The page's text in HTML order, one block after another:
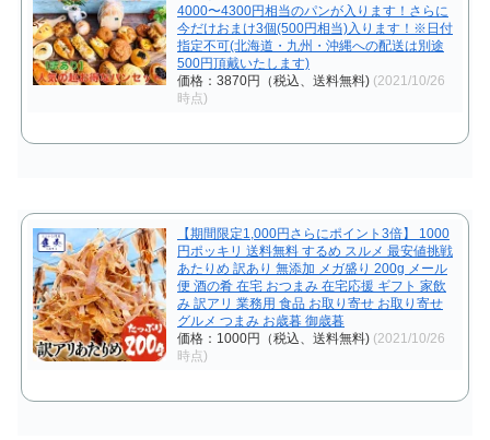
4000〜4300円相当のパンが入ります！さらに
今だけおまけ3個(500円相当)入ります！※日付
指定不可(北海道・九州・沖縄への配送は別途
500円頂戴いたします)
価格：3870円（税込、送料無料) (2021/10/26
時点)
【期間限定1,000円さらにポイント3倍】 1000
円ポッキリ 送料無料 するめ スルメ 最安値挑戦
あたりめ 訳あり 無添加 メガ盛り 200g メール
便 酒の肴 在宅 おつまみ 在宅応援 ギフト 家飲
み 訳アリ 業務用 食品 お取り寄せ お取り寄せ
グルメ つまみ お歳暮 御歳暮
価格：1000円（税込、送料無料) (2021/10/26
時点)